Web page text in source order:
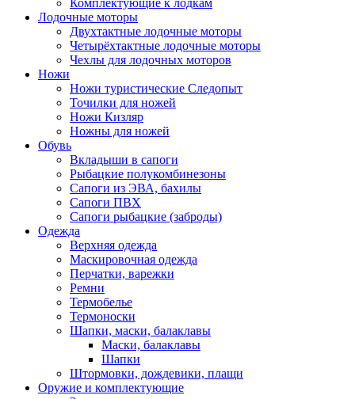
Комплектующие к лодкам
Лодочные моторы
Двухтактные лодочные моторы
Четырёхтактные лодочные моторы
Чехлы для лодочных моторов
Ножи
Ножи туристические Следопыт
Точилки для ножей
Ножи Кизляр
Ножны для ножей
Обувь
Вкладыши в сапоги
Рыбацкие полукомбинезоны
Сапоги из ЭВА, бахилы
Сапоги ПВХ
Сапоги рыбацкие (заброды)
Одежда
Верхняя одежда
Маскировочная одежда
Перчатки, варежки
Ремни
Термобелье
Термоноски
Шапки, маски, балаклавы
Маски, балаклавы
Шапки
Штормовки, дождевики, плащи
Оружие и комплектующие